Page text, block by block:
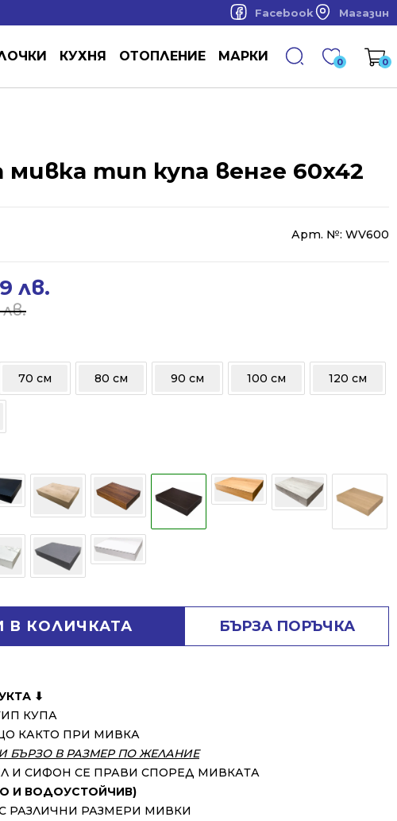
Facebook Магазин
КУХНЯ ОТОПЛЕНИЕ МАРКИ 0 0
тип купа венге 60x42
Арт. №: WV600
лв.
70 см 80 см 90 см 100 см 120 см
В КОЛИЧКАТА БЪРЗА ПОРЪЧКА
⬇
КУПА
КАКТО ПРИ МИВКА
БЪРЗО В РАЗМЕР ПО ЖЕЛАНИЕ
И СИФОН СЕ ПРАВИ СПОРЕД МИВКАТА
И ВОДОУСТОЙЧИВ)
РАЗЛИЧНИ РАЗМЕРИ МИВКИ